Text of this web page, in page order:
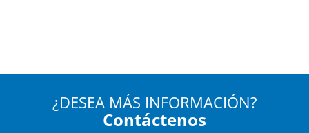
¿DESEA MÁS INFORMACIÓN?
Contáctenos